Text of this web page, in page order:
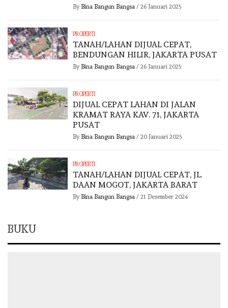
By Bina Bangun Bangsa/ 26 Januari 2025
PROPERTI
TANAH/LAHAN DIJUAL CEPAT,
BENDUNGAN HILIR, JAKARTA PUSAT
By Bina Bangun Bangsa/ 26 Januari 2025
PROPERTI
DIJUAL CEPAT LAHAN DI JALAN
KRAMAT RAYA KAV. 71, JAKARTA
PUSAT
By Bina Bangun Bangsa/ 20 Januari 2025
PROPERTI
TANAH/LAHAN DIJUAL CEPAT, JL.
DAAN MOGOT, JAKARTA BARAT
By Bina Bangun Bangsa/ 21 Desember 2024
BUKU